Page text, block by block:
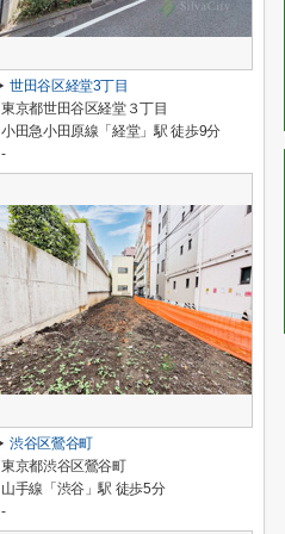
世田谷区経堂3丁目
東京都世田谷区経堂３丁目
小田急小田原線「経堂」駅 徒歩9分
-
渋谷区鶯谷町
東京都渋谷区鶯谷町
山手線「渋谷」駅 徒歩5分
-